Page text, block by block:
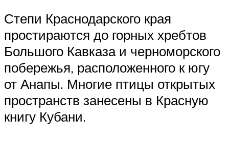
Степи Краснодарского края
простираются до горных хребтов
Большого Кавказа и черноморского
побережья, расположенного к югу
от Анапы. Многие птицы открытых
пространств занесены в Красную
книгу Кубани.